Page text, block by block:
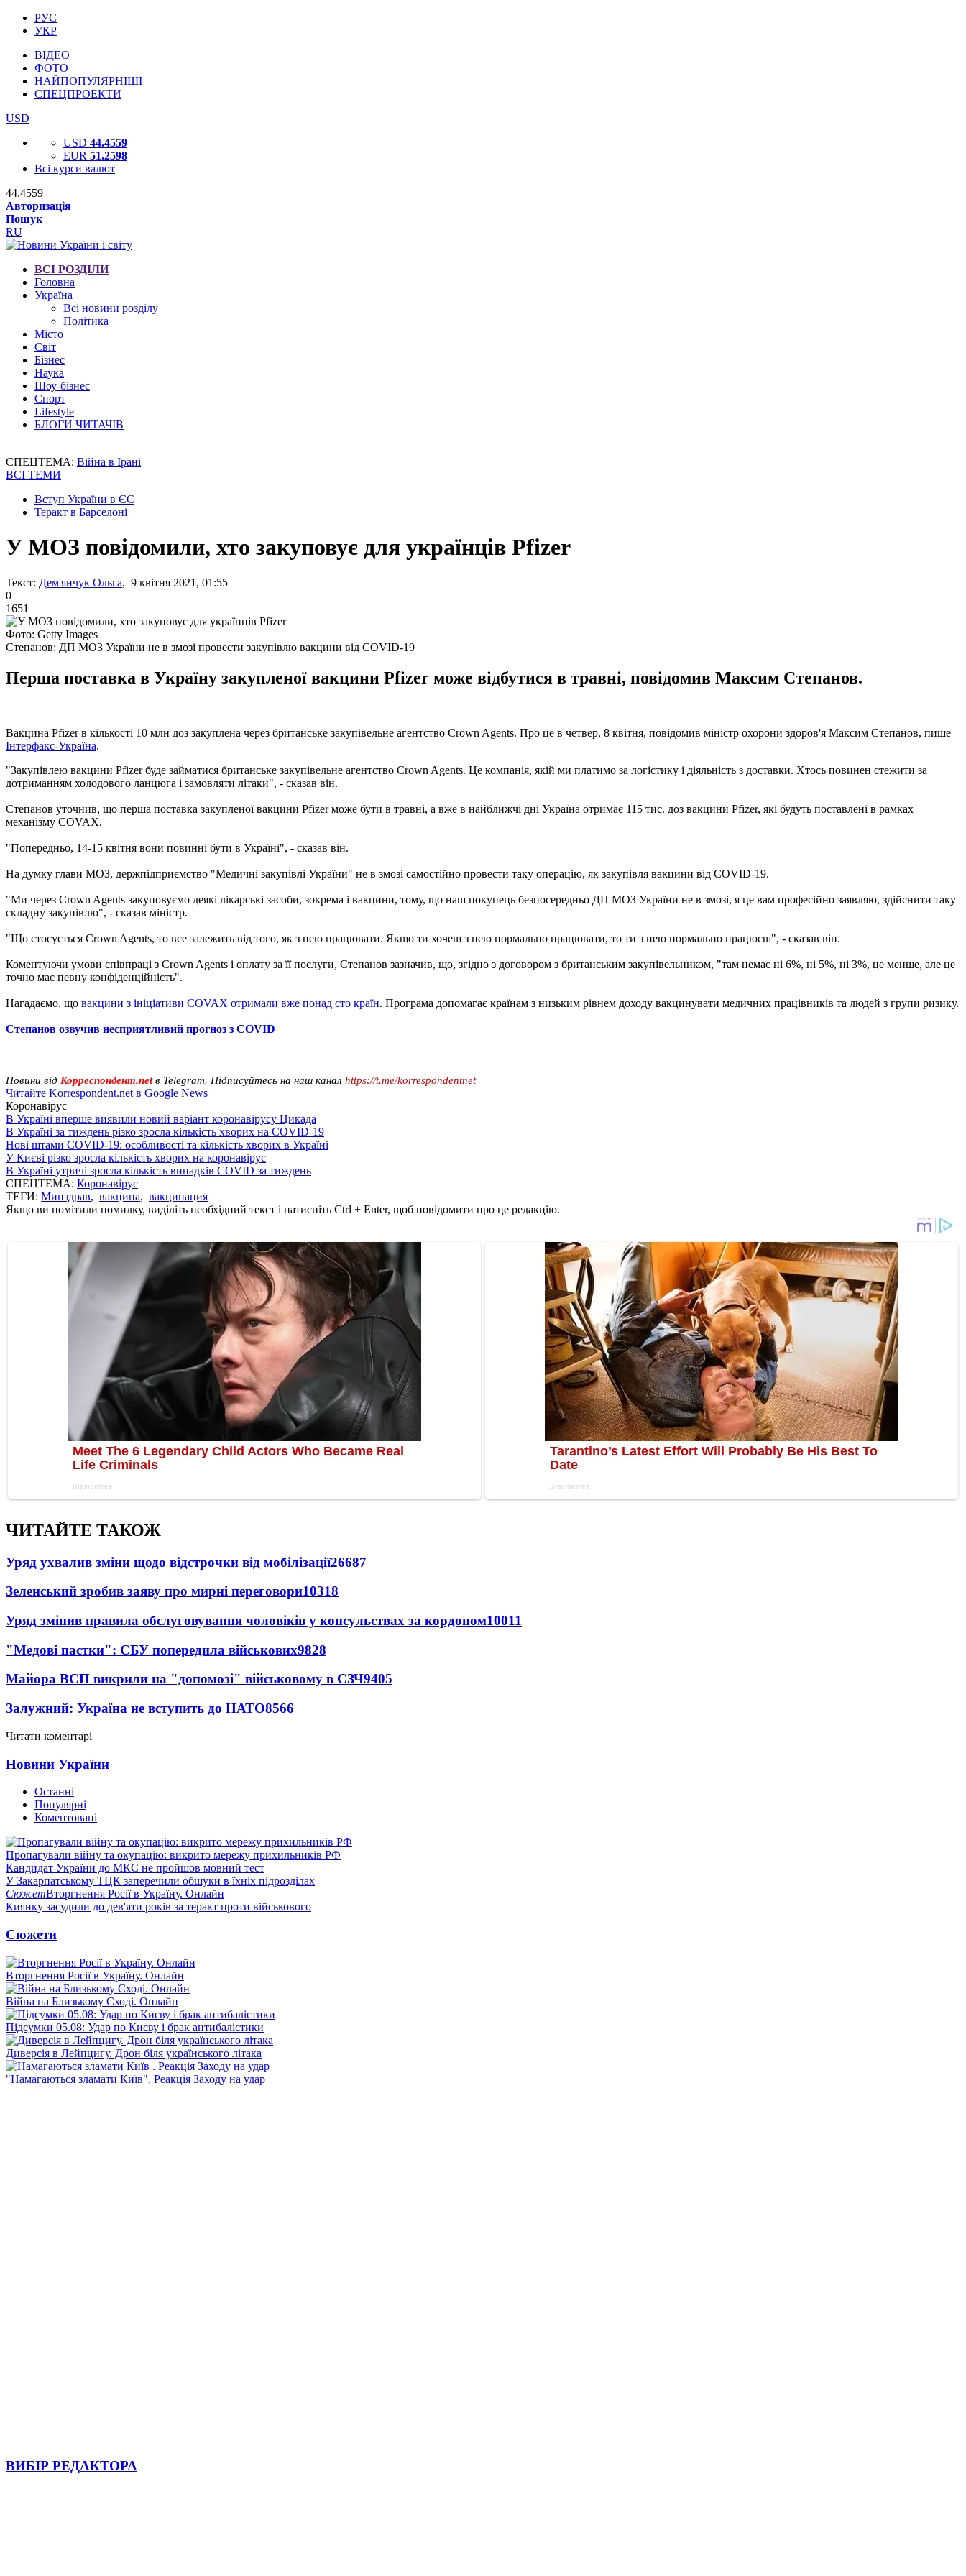
РУС
УКР
ВІДЕО
ФОТО
НАЙПОПУЛЯРНІШІ
СПЕЦПРОЕКТИ
USD
USD 44.4559
EUR 51.2598
Всі курси валют
44.4559
Авторизація
Пошук
RU
ВСІ РОЗДІЛИ
Головна
Україна
Всі новини розділу
Політика
Місто
Світ
Бізнес
Наука
Шоу-бізнес
Спорт
Lifestyle
БЛОГИ ЧИТАЧІВ
СПЕЦТЕМА: Війна в Ірані
ВСІ ТЕМИ
Вступ України в ЄС
Теракт в Барселоні
У МОЗ повідомили, хто закуповує для українців Pfizer
Текст: Дем'янчук Ольга, 9 квітня 2021, 01:55
0
1651
Фото: Getty Images
Степанов: ДП МОЗ України не в змозі провести закупівлю вакцини від COVID-19
Перша поставка в Україну закупленої вакцини Pfizer може відбутися в травні, повідомив Максим Степанов.
Вакцина Pfizer в кількості 10 млн доз закуплена через британське закупівельне агентство Crown Agents. Про це в четвер, 8 квітня, повідомив міністр охорони здоров'я Максим Степанов, пише
Інтерфакс-Україна.
"Закупівлею вакцини Pfizer буде займатися британське закупівельне агентство Crown Agents. Це компанія, якій ми платимо за логістику і діяльність з доставки. Хтось повинен стежити за
дотриманням холодового ланцюга і замовляти літаки", - сказав він.
Степанов уточнив, що перша поставка закупленої вакцини Pfizer може бути в травні, а вже в найближчі дні Україна отримає 115 тис. доз вакцини Pfizer, які будуть поставлені в рамках
механізму COVAX.
"Попередньо, 14-15 квітня вони повинні бути в Україні", - сказав він.
На думку глави МОЗ, держпідприємство "Медичні закупівлі України" не в змозі самостійно провести таку операцію, як закупівля вакцини від COVID-19.
"Ми через Crown Agents закуповуємо деякі лікарські засоби, зокрема і вакцини, тому, що наш покупець безпосередньо ДП МОЗ України не в змозі, я це вам професійно заявляю, здійснити таку
складну закупівлю", - сказав міністр.
"Що стосується Crown Agents, то все залежить від того, як з нею працювати. Якщо ти хочеш з нею нормально працювати, то ти з нею нормально працюєш", - сказав він.
Коментуючи умови співпраці з Crown Agents і оплату за її послуги, Степанов зазначив, що, згідно з договором з британським закупівельником, "там немає ні 6%, ні 5%, ні 3%, це менше, але це
точно має певну конфіденційність".
Нагадаємо, що вакцини з ініціативи COVAX отримали вже понад сто країн. Програма допомагає країнам з низьким рівнем доходу вакцинувати медичних працівників та людей з групи ризику.
Степанов озвучив несприятливий прогноз з COVID
Новини від Корреспондент.netв Telegram. Підписуйтесь на наш канал https://t.me/korrespondentnet
Читайте Korrespondent.net в Google News
Коронавірус
В Україні вперше виявили новий варіант коронавірусу Цикада
В Україні за тиждень різко зросла кількість хворих на COVID-19
Нові штами COVID-19: особливості та кількість хворих в Україні
У Києві різко зросла кількість хворих на коронавірус
В Україні утричі зросла кількість випадків COVID за тиждень
СПЕЦТЕМА: Коронавірус
ТЕГИ: Минздрав, вакцина, вакцинация
Якщо ви помітили помилку, виділіть необхідний текст і натисніть Ctrl + Enter, щоб повідомити про це редакцію.
ЧИТАЙТЕ ТАКОЖ
Уряд ухвалив зміни щодо відстрочки від мобілізації26687
Зеленський зробив заяву про мирні переговори10318
Уряд змінив правила обслуговування чоловіків у консульствах за кордоном10011
"Медові пастки": СБУ попередила військових9828
Майора ВСП викрили на "допомозі" військовому в СЗЧ9405
Залужний: Україна не вступить до НАТО8566
Читати коментарі
Новини України
Останні
Популярні
Коментовані
Пропагували війну та окупацію: викрито мережу прихильників РФ
Кандидат України до МКС не пройшов мовний тест
У Закарпатському ТЦК заперечили обшуки в їхніх підрозділах
СюжетВторгнення Росії в Україну. Онлайн
Киянку засудили до дев'яти років за теракт проти військового
Сюжети
Вторгнення Росії в Україну. Онлайн
Війна на Близькому Сході. Онлайн
Підсумки 05.08: Удар по Києву і брак антибалістики
Диверсія в Лейпцигу. Дрон біля українського літака
"Намагаються зламати Київ". Реакція Заходу на удар
ВИБІР РЕДАКТОРА